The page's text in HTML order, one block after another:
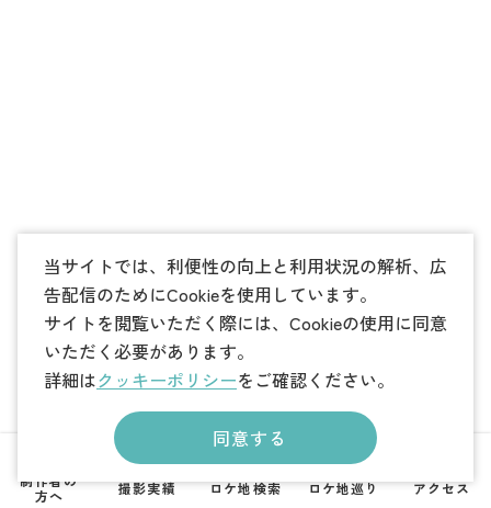
当サイトでは、利便性の向上と利用状況の解析、広
告配信のためにCookieを使用しています。
サイトを閲覧いただく際には、Cookieの使用に同意
いただく必要があります。
詳細はクッキーポリシーをご確認ください。
同意する